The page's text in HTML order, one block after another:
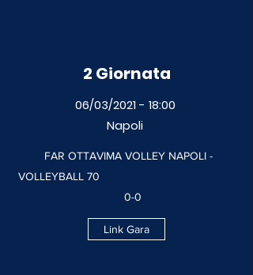
2 Giornata
FAR OTTAVIMA VOLLEY NAPOLI -
VOLLEYBALL 70
0-0
06/03/2021 - 18:00
Napoli
Link Gara